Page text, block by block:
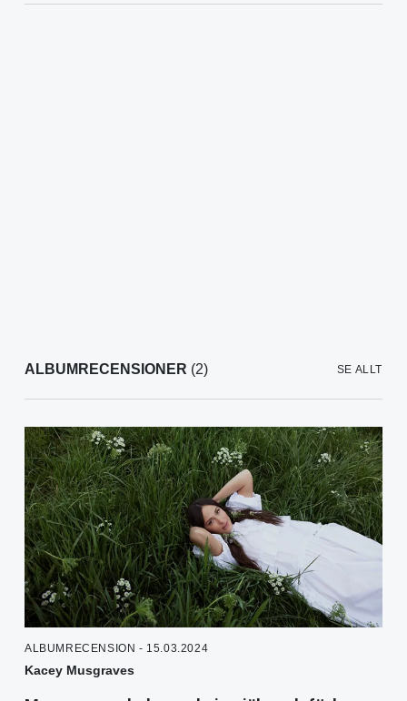
ALBUMRECENSIONER (2) SE ALLT
ALBUMRECENSION - 15.03.2024
Kacey Musgraves